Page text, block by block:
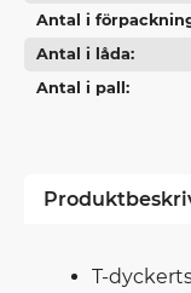
Antal i
Antal i låda
Antal i pall
T-